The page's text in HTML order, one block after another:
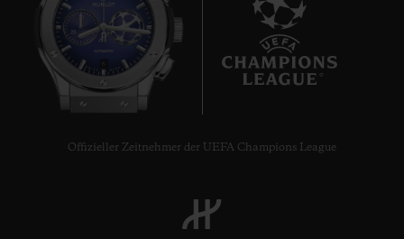
Offizieller Zeitnehmer der UEFA Champions League